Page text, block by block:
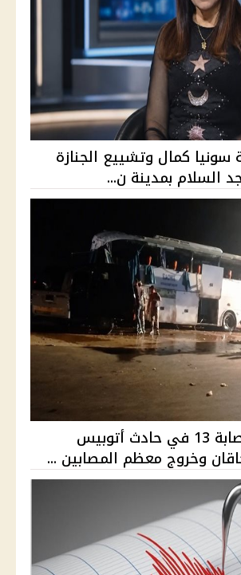
سونيا كمال وتشييع الجنازة
السلام بمدينة ن...
وفاة طفل وإصابة 13 في حادث أتوبيس
وخروج معظم المصابين ...